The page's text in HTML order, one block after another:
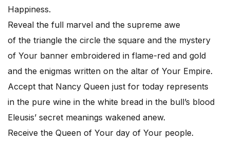
Happiness.
Reveal the full marvel and the supreme awe
of the triangle the circle the square and the mystery
of Your banner embroidered in flame-red and gold
and the enigmas written on the altar of Your Empire.
Accept that Nancy Queen just for today represents
in the pure wine in the white bread in the bull’s blood
Eleusis’ secret meanings wakened anew.
Receive the Queen of Your day of Your people.